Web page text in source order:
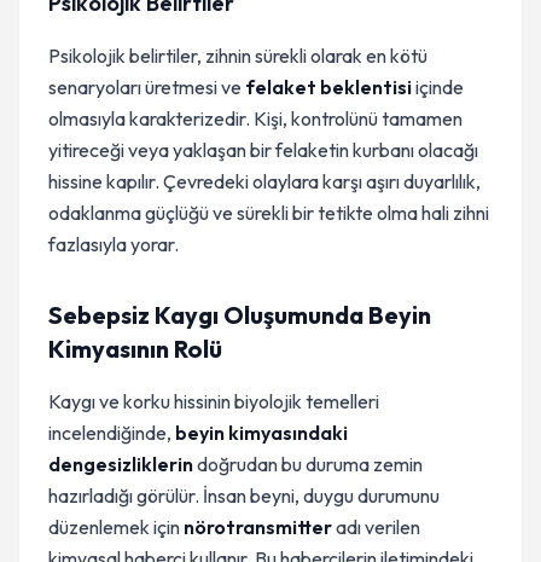
Psikolojik belirtiler, zihnin sürekli olarak en kötü
senaryoları üretmesi ve felaket beklentisiiçinde
olmasıyla karakterizedir. Kişi, kontrolünü tamamen
yitireceği veya yaklaşan bir felaketin kurbanı olacağı
hissine kapılır. Çevredeki olaylara karşı aşırı duyarlılık,
odaklanma güçlüğü ve sürekli bir tetikte olma hali zihni
fazlasıyla yorar.
Sebepsiz Kaygı Oluşumunda Beyin
Kimyasının Rolü
Kaygı ve korku hissinin biyolojik temelleri
incelendiğinde, beyin kimyasındaki
dengesizliklerindoğrudan bu duruma zemin
hazırladığı görülür. İnsan beyni, duygu durumunu
düzenlemek için nörotransmitteradı verilen